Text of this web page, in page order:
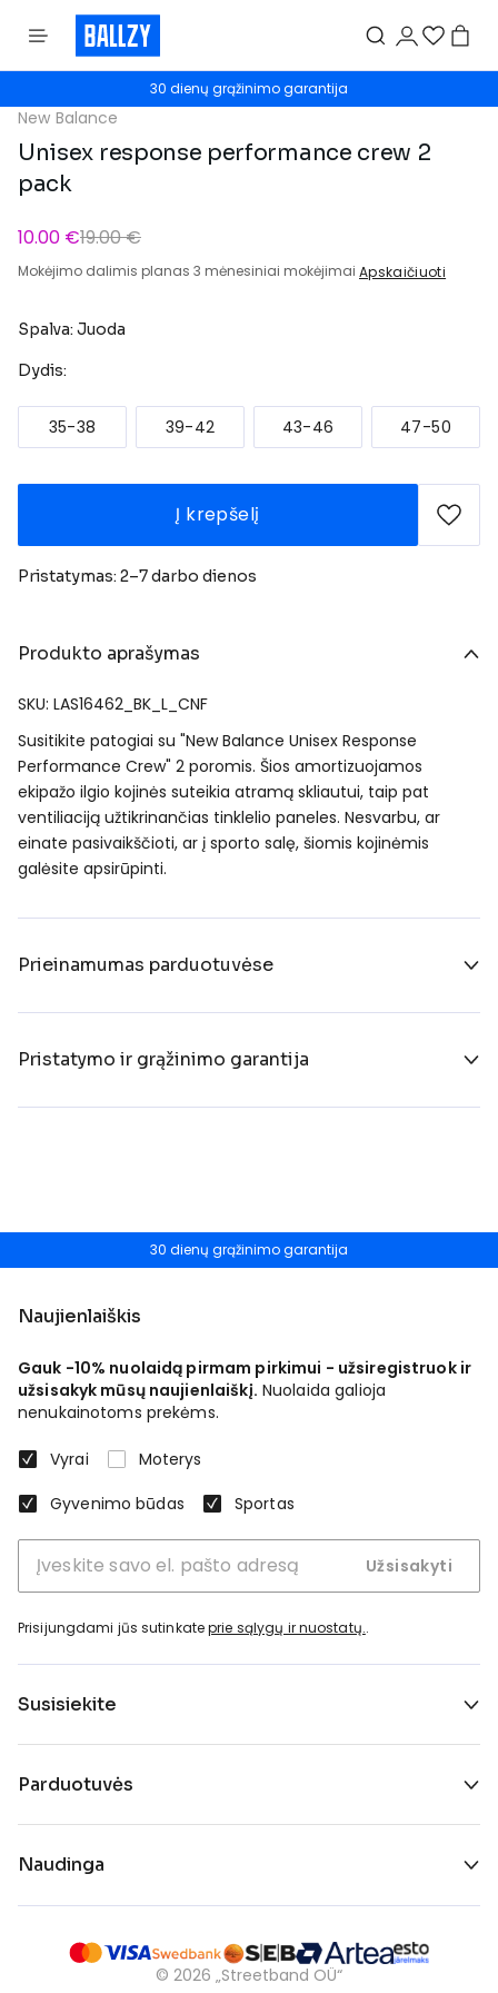
30 dienų grąžinimo garantija
New Balance
Unisex response performance crew 2
pack
10.00 €19.00 €
Mokėjimo dalimis planas 3 mėnesiniai mokėjimai Apskaičiuoti
Spalva: Juoda
Dydis:
35-38 39-42 43-46 47-50
Į krepšelį
Pristatymas: 2–7 darbo dienos
Produkto aprašymas
SKU: LAS16462_BK_L_CNF
Susitikite patogiai su "New Balance Unisex Response
Performance Crew" 2 poromis. Šios amortizuojamos
ekipažo ilgio kojinės suteikia atramą skliautui, taip pat
ventiliaciją užtikrinančias tinklelio paneles. Nesvarbu, ar
einate pasivaikščioti, ar į sporto salę, šiomis kojinėmis
galėsite apsirūpinti.
Prieinamumas parduotuvėse
Pristatymo ir grąžinimo garantija
30 dienų grąžinimo garantija
Naujienlaiškis
Gauk -10% nuolaidą pirmam pirkimui - užsiregistruok ir
užsisakyk mūsų naujienlaiškį. Nuolaida galioja
nenukainotoms prekėms.
Vyrai
Moterys
Gyvenimo būdas
Sportas
Užsisakyti
Prisijungdami jūs sutinkateprie sąlygų ir nuostatų..
Susisiekite
Parduotuvės
Naudinga
© 2026 „Streetband OÜ“